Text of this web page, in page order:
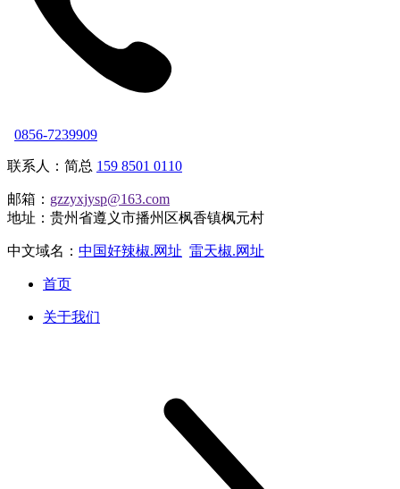
0856-7239909
联系人：简总 159 8501 0110
邮箱： gzzyxjysp@163.com
地址：贵州省遵义市播州区枫香镇枫元村
中文域名： 中国好辣椒.网址 雷天椒.网址
首页
关于我们